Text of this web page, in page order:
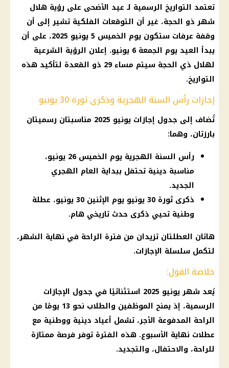
تعتمد التواريخ الرسمية لـ عيد الأضحى على رؤية هلال
شهر ذو الحجة، غير أن التوقعات الفلكية تشير إلى أن
وقفة عرفات ستكون يوم الخميس 5 يونيو 2025، على أن
يبدأ العيد يوم الجمعة 6 يونيو. إعلان الرؤية الشرعية
لهلال ذي الحجة سيتم مساء 29 ذو القعدة لتأكيد هذه
التواريخ.
إجازات رأس السنة الهجرية وذكرى ثورة 30 يونيو
تُضاف إلى جدول إجازات يونيو 2025 مناسبتان رسميتان
بارزتان، وهما:
رأس السنة الهجرية يوم الخميس 26 يونيو،
مناسبة دينية تحتفل ببداية العام الهجري
الجديد.
ذكرى ثورة 30 يونيو يوم الإثنين 30 يونيو، عطلة
وطنية تحيي ذكرى حدث تاريخي هام.
هاتان العطلتان تزيدان من فترة الراحة في نهاية الشهر،
لتكمل سلسلة الإجازات.
خلاصة القول:
يُعد شهر يونيو 2025 استثنائيًا في جدول
الإجازات
الرسمية
، إذ يمنح الموظفين والطلاب نحو 13 يومًا من
الراحة المدفوعة الأجر، تشمل أعياد دينية ووطنية مع
عطلات نهاية الأسبوع. هذه الفترة توفر فرصة ممتازة
للراحة، والاحتفال، والتجديد.